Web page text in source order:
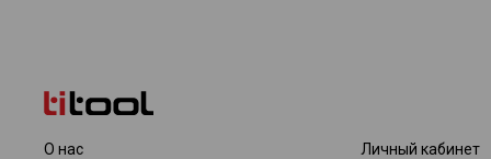
О нас Личный кабинет